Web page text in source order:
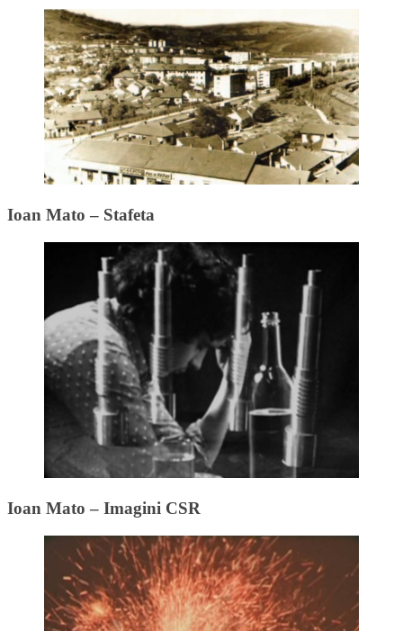
Ioan Mato – Stafeta
Ioan Mato – Imagini CSR